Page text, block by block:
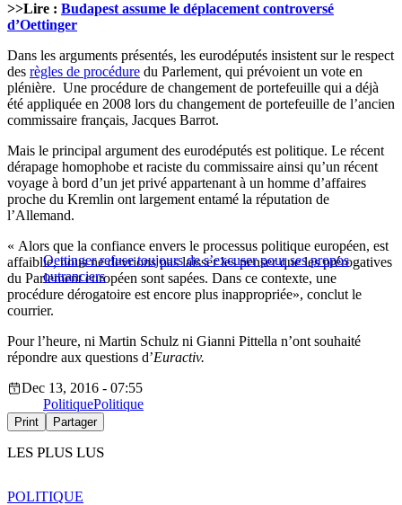
>>Lire : Budapest assume le déplacement controversé
d’Oettinger
Dans les arguments présentés, les eurodéputés insistent sur le respect
des règles de procédure du Parlement, qui prévoient un vote en
plénière. Une procédure de changement de portefeuille qui a déjà
été appliquée en 2008 lors du changement de portefeuille de l’ancien
commissaire français, Jacques Barrot.
Mais le principal argument des eurodéputés est politique. Le récent
dérapage homophobe et raciste du commissaire ainsi qu’un récent
voyage à bord d’un jet privé appartenant à un homme d’affaires
proche du Kremlin ont largement entamé la réputation de
l’Allemand.
Oettinger refuse toujours de s’excuser pour ses propos
outranciers
« Alors que la confiance envers le processus politique européen, est
affaiblie, nous ne devrions pas laisser les penser que les prérogatives
du Parlement européen sont sapées. Dans ce contexte, une
procédure dérogatoire est encore plus inappropriée», conclut le
courrier.
Pour l’heure, ni Martin Schulz ni Gianni Pittella n’ont souhaité
répondre aux questions d’Euractiv.
Dec 13, 2016 - 07:55
PolitiquePolitique
Print Partager
LES PLUS LUS
POLITIQUE